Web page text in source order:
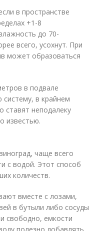
в пространстве
+1-8
до 70-
всего, усохнут. При
может образоваться
в подвале
в крайнем
ставят неподалеку
известью.
чаще всего
с водой. Этот способ
количеств.
вместе с лозами,
в бутыли либо сосуды
свободно, емкости